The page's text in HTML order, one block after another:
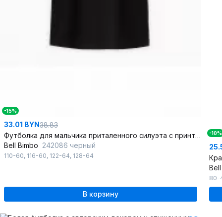
-15%
33.01 BYN38.83
Футболка для мальчика приталенного силуэта с принтом
Bell Bimbo 242086 черный
110-60, 116-60, 122-64, 128-64
В корзину
-10%
80-